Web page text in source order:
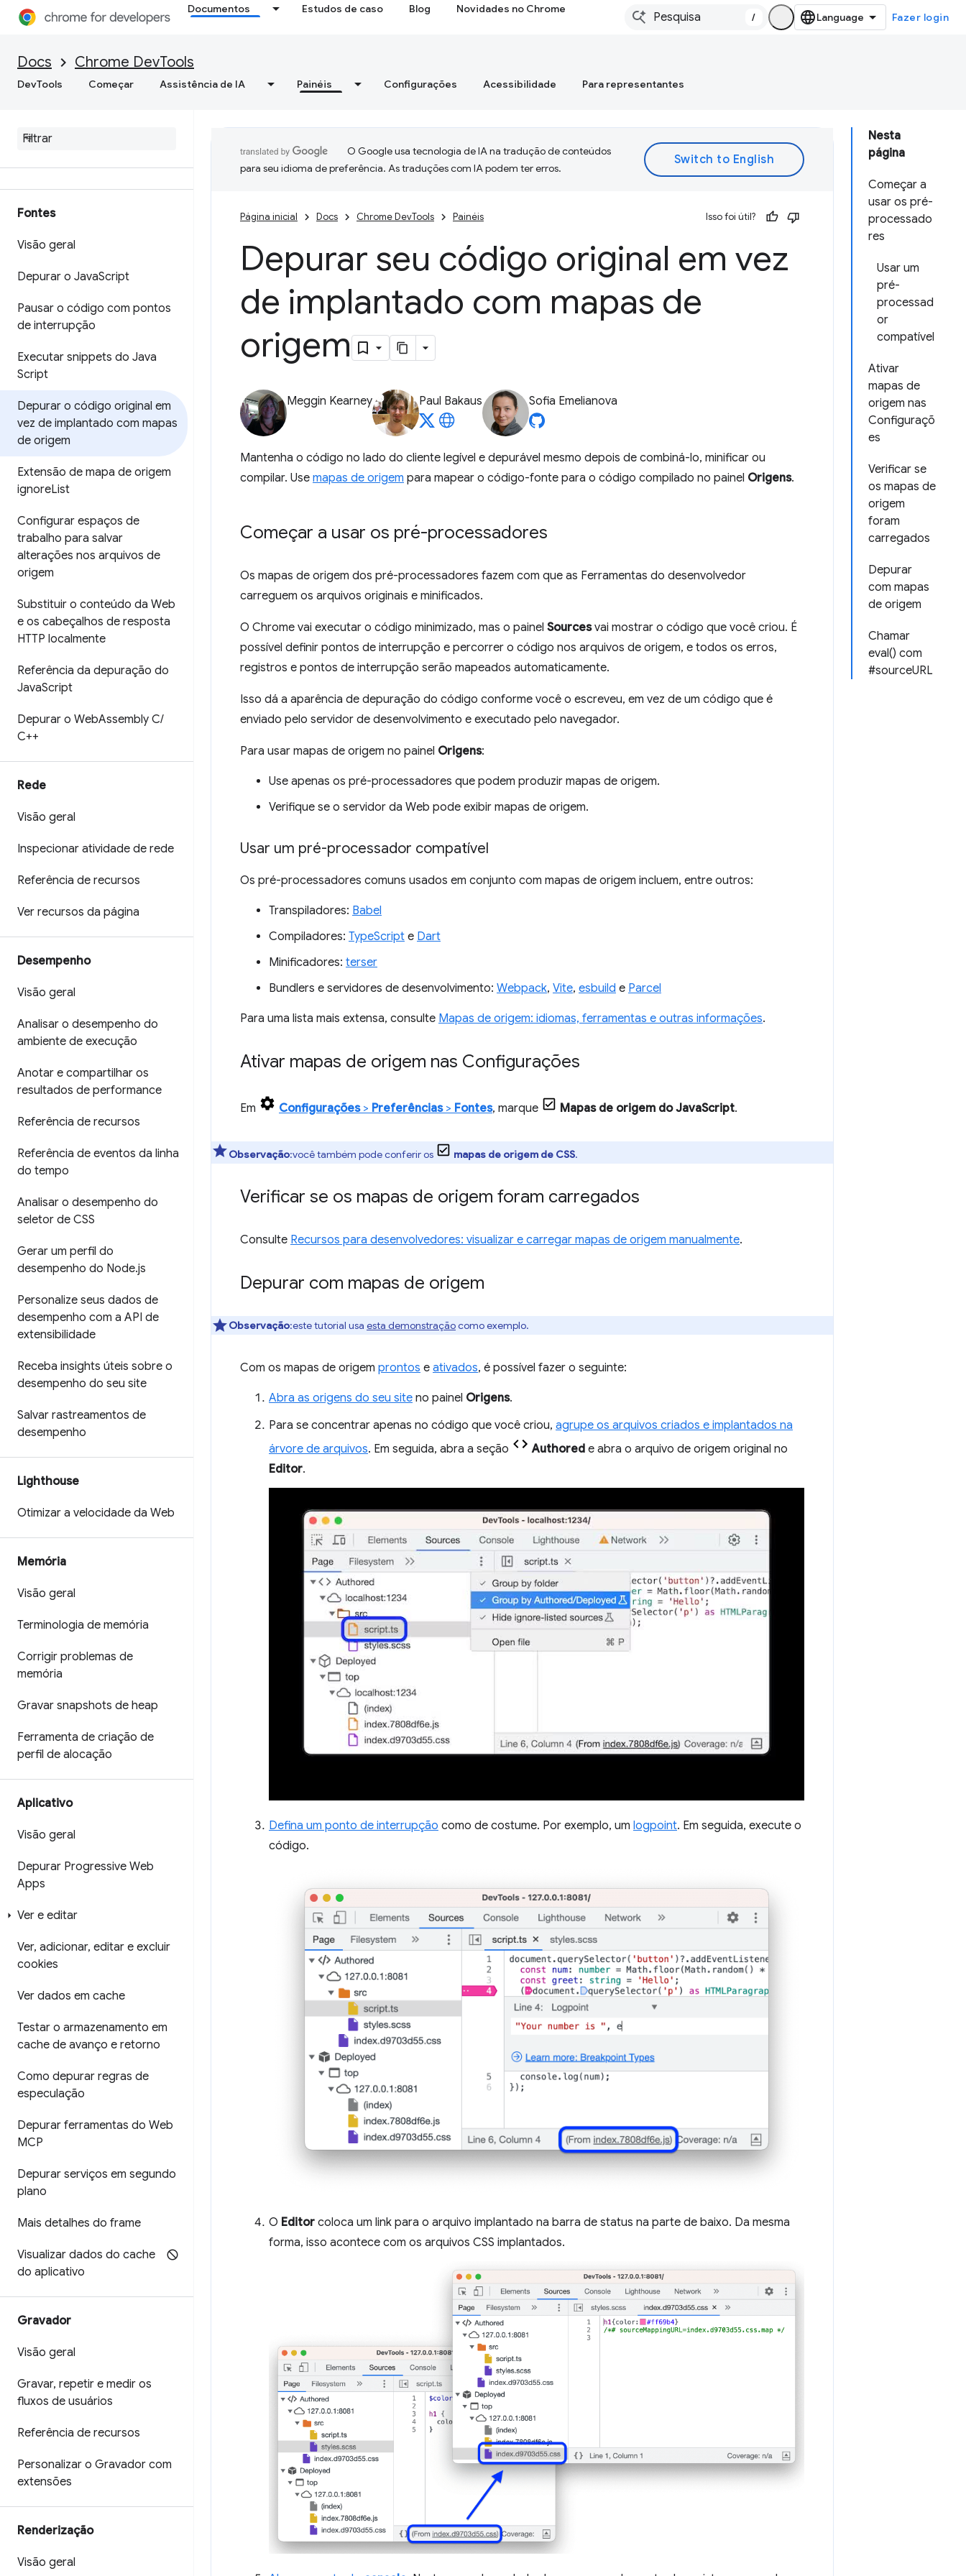
Documentos Estudos de caso Blog Novidades no Chrome
/ Fazer login
Docs Chrome DevTools
DevTools Começar Assistência de IA Painéis Configurações Acessibilidade Para representantes
real
Formatar e estilizar
mensagens
Referência da API
Referência da API Utilitários
Fontes
Visão geral
Depurar o JavaScript
Pausar o código com pontos
de interrupção
Executar snippets do Java
Script
Depurar o código original em
vez de implantado com mapas
de origem
Extensão de mapa de origem
ignoreList
Configurar espaços de
trabalho para salvar
alterações nos arquivos de
origem
Substituir o conteúdo da Web
e os cabeçalhos de resposta
HTTP localmente
Referência da depuração do
JavaScript
Depurar o WebAssembly C/
C++
Rede
Visão geral
Inspecionar atividade de rede
Referência de recursos
Ver recursos da página
Desempenho
Visão geral
Analisar o desempenho do
ambiente de execução
Anotar e compartilhar os
resultados de performance
Referência de recursos
Referência de eventos da linha
do tempo
Analisar o desempenho do
seletor de CSS
Gerar um perfil do
desempenho do Node.js
Personalize seus dados de
desempenho com a API de
extensibilidade
Receba insights úteis sobre o
desempenho do seu site
Salvar rastreamentos de
desempenho
Lighthouse
Otimizar a velocidade da Web
Memória
Visão geral
Terminologia de memória
Corrigir problemas de
memória
Gravar snapshots de heap
Ferramenta de criação de
perfil de alocação
Aplicativo
Visão geral
Depurar Progressive Web
Apps
Ver e editar
Ver, adicionar, editar e excluir
cookies
Ver dados em cache
Testar o armazenamento em
cache de avanço e retorno
Como depurar regras de
especulação
Depurar ferramentas do Web
MCP
Depurar serviços em segundo
plano
Mais detalhes do frame
Visualizar dados do cache
do aplicativo
Gravador
Visão geral
Gravar, repetir e medir os
fluxos de usuários
Referência de recursos
Personalizar o Gravador com
extensões
Renderização
Visão geral
Nesta
página
Começar a
usar os pré-
processado
res
Usar um
pré-
processad
or
compatível
Ativar
mapas de
origem nas
Configuraçõ
es
Verificar se
os mapas de
origem
foram
carregados
Depurar
com mapas
de origem
Chamar
eval() com
#sourceURL
O Google usa tecnologia de IA na tradução de conteúdos
para seu idioma de preferência. As traduções com IA podem ter erros.
Página inicial Docs Chrome DevTools Painéis Isso foi útil?
Depurar seu código original em vez
de implantado com mapas de
origem
Meggin Kearney Paul Bakaus Sofia Emelianova
Mantenha o código no lado do cliente legível e depurável mesmo depois de combiná-lo, minificar ou
compilar. Use mapas de origem para mapear o código-fonte para o código compilado no painel Origens.
Começar a usar os pré-processadores
Os mapas de origem dos pré-processadores fazem com que as Ferramentas do desenvolvedor
carreguem os arquivos originais e minificados.
O Chrome vai executar o código minimizado, mas o painel Sourcesvai mostrar o código que você criou. É
possível definir pontos de interrupção e percorrer o código nos arquivos de origem, e todos os erros,
registros e pontos de interrupção serão mapeados automaticamente.
Isso dá a aparência de depuração do código conforme você o escreveu, em vez de um código que é
enviado pelo servidor de desenvolvimento e executado pelo navegador.
Para usar mapas de origem no painel Origens:
Use apenas os pré-processadores que podem produzir mapas de origem.
Verifique se o servidor da Web pode exibir mapas de origem.
Usar um pré-processador compatível
Os pré-processadores comuns usados em conjunto com mapas de origem incluem, entre outros:
Transpiladores: Babel
Compiladores: TypeScript e Dart
Minificadores: terser
Bundlers e servidores de desenvolvimento: Webpack, Vite, esbuild e Parcel
Para uma lista mais extensa, consulte Mapas de origem: idiomas, ferramentas e outras informações.
Ativar mapas de origem nas Configurações
Em Configurações> Preferências> Fontes, marque Mapas de origem do JavaScript.
Observação:você também pode conferir os mapas de origem de CSS.
Verificar se os mapas de origem foram carregados
Consulte Recursos para desenvolvedores: visualizar e carregar mapas de origem manualmente.
Depurar com mapas de origem
Observação:este tutorial usa esta demonstraçãocomo exemplo.
Com os mapas de origem prontos e ativados, é possível fazer o seguinte:
Abra as origens do seu site no painel Origens.
Para se concentrar apenas no código que você criou, agrupe os arquivos criados e implantados na
árvore de arquivos. Em seguida, abra a seção Authored e abra o arquivo de origem original no
Editor.
Defina um ponto de interrupção como de costume. Por exemplo, um logpoint. Em seguida, execute o
código.
O Editor coloca um link para o arquivo implantado na barra de status na parte de baixo. Da mesma
forma, isso acontece com os arquivos CSS implantados.